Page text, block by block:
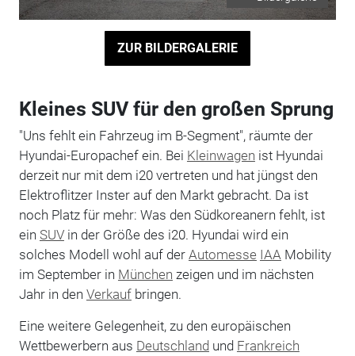
ZUR BILDERGALERIE
Kleines SUV für den großen Sprung
"Uns fehlt ein Fahrzeug im B-Segment", räumte der
Hyundai-Europachef ein. Bei Kleinwagen ist Hyundai
derzeit nur mit dem i20 vertreten und hat jüngst den
Elektroflitzer Inster auf den Markt gebracht. Da ist
noch Platz für mehr: Was den Südkoreanern fehlt, ist
ein SUVin der Größe des i20. Hyundai wird ein
solches Modell wohl auf der Automesse IAA Mobility
im September in München zeigen und im nächsten
Jahr in den Verkaufbringen.
Eine weitere Gelegenheit, zu den europäischen
Wettbewerbern aus Deutschland und Frankreich